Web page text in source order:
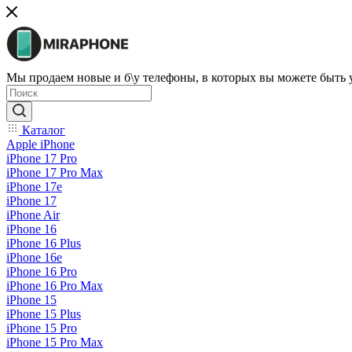
Мы продаем новые и б\у телефоны, в которых вы можете быть
Каталог
Apple iPhone
iPhone 17 Pro
iPhone 17 Pro Max
iPhone 17e
iPhone 17
iPhone Air
iPhone 16
iPhone 16 Plus
iPhone 16e
iPhone 16 Pro
iPhone 16 Pro Max
iPhone 15
iPhone 15 Plus
iPhone 15 Pro
iPhone 15 Pro Max